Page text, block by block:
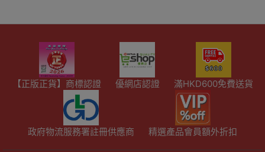
【正版正貨】商標認證 優網店認證 滿HKD600免費送貨
政府物流服務署註冊供應商 精選產品會員額外折扣